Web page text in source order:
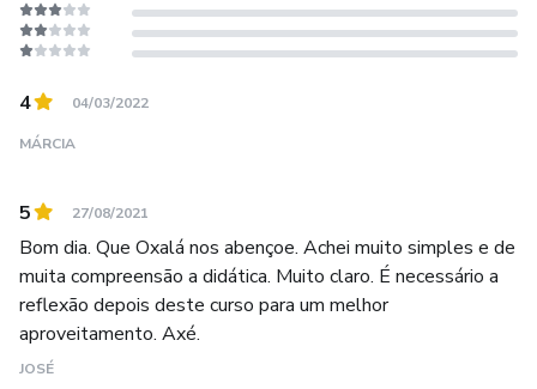
4 04/03/2022
MÁRCIA
5 27/08/2021
Bom dia. Que Oxalá nos abençoe. Achei muito simples e de
muita compreensão a didática. Muito claro. É necessário a
reflexão depois deste curso para um melhor
aproveitamento. Axé.
JOSÉ